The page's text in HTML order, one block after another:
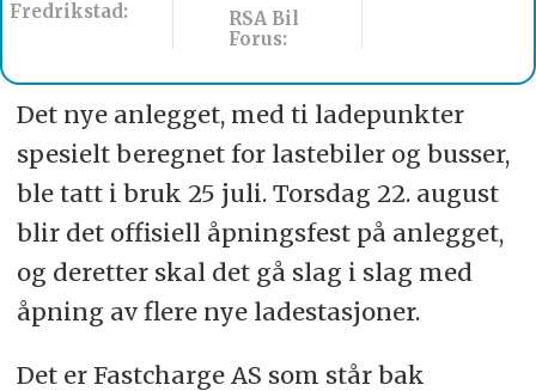
RSA Bil
Det nye anlegget, med ti ladepunkter
spesielt beregnet for lastebiler og busser,
ble tatt i bruk 25 juli. Torsdag 22. august
blir det offisiell åpningsfest på anlegget,
og deretter skal det gå slag i slag med
åpning av flere nye ladestasjoner.
Det er Fastcharge AS som står bak